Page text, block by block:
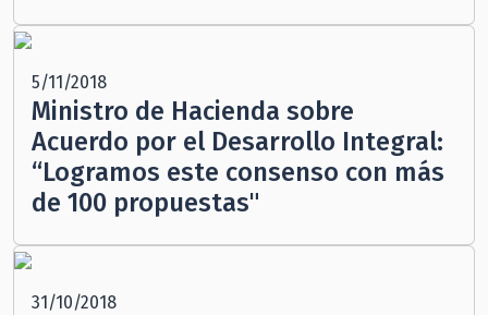
5/11/2018
Ministro de Hacienda sobre
Acuerdo por el Desarrollo Integral:
“Logramos este consenso con más
de 100 propuestas"
31/10/2018